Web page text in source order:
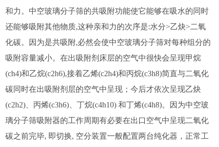
和力。中空玻璃分子筛的共吸附功能使它能够在吸水的同时
还能够吸附其他物质,这种亲和力的次序是:水分>乙炔>二氧
化碳。因为是共吸附,必然会使中空玻璃分子筛对每种组分的
吸附容量减小。在出吸附剂床层的空气中很快会呈现甲烷
(ch4)和乙烷(c2h6),接着乙烯(c2h4)和丙烷(c3h8)简直与二氧化
碳同时在出吸附剂层的空气中呈现；今后才依次呈现乙炔
(c2h2)、丙烯(c3h6)、丁烷(c4h10) 和丁烯(c4h8)。因为中空玻
璃分子筛吸附器的工作周期有必要在出口空气中呈现二氧化
碳之前完毕, 即切换, 空分装置一般配置两台纯化器，正常工